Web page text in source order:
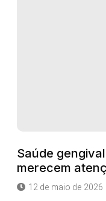
Saúde
merecem
12 de maio de 2026